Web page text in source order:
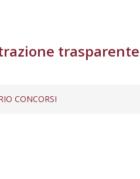
trasparente
CONCORSI